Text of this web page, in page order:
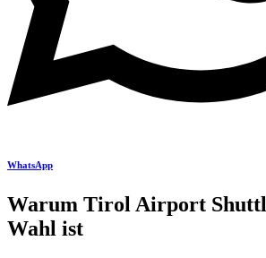
WhatsApp
Warum Tirol Airport
Wahl ist